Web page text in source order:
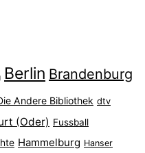
Berlin Brandenburg
Andere Bibliothek dtv
(Oder) Fussball
Hammelburg Hanser